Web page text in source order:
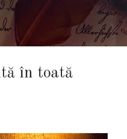
în toată